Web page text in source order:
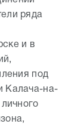
ряда
и в
под
Калача-на-